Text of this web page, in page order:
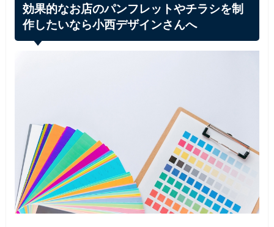
効果的なお店のパンフレットやチラシを制
作したいなら小西デザインさんへ